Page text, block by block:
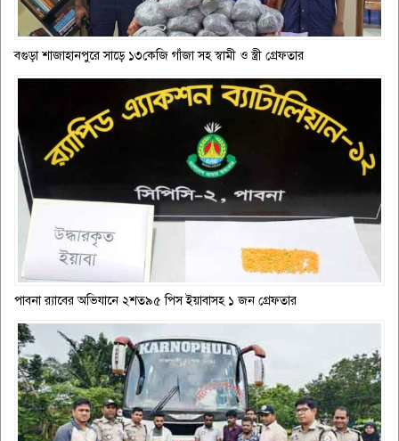
বগুড়া শাজাহানপুরে সাড়ে ১৩কেজি গাঁজা সহ স্বামী ও স্ত্রী গ্রেফতার
পাবনা র‌্যাবের অভিযানে ২শত৯৫ পিস ইয়াবাসহ ১ জন গ্রেফতার